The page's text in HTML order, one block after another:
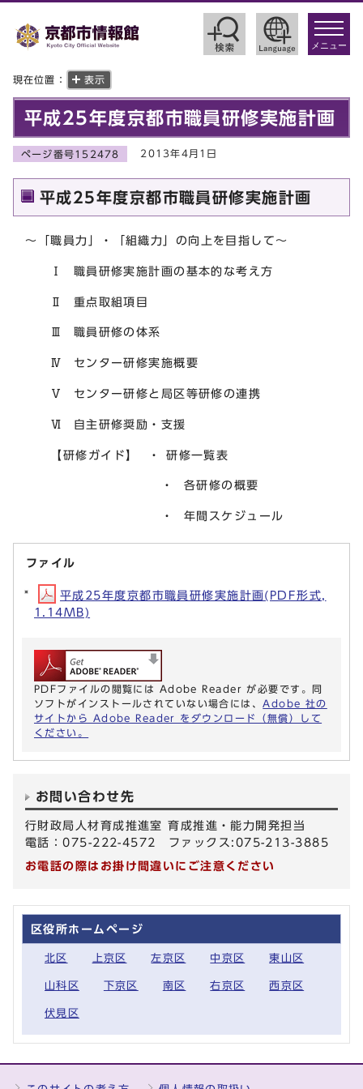
toggle
メニュー
現在位置： 表示
平成25年度京都市職員研修実施計画
ページ番号152478 2013年4月1日
平成25年度京都市職員研修実施計画
～「職員力」・「組織力」の向上を目指して～
Ⅰ 職員研修実施計画の基本的な考え方
Ⅱ 重点取組項目
Ⅲ 職員研修の体系
Ⅳ センター研修実施概要
Ⅴ センター研修と局区等研修の連携
Ⅵ 自主研修奨励・支援
【研修ガイド】 ・ 研修一覧表
・ 各研修の概要
・ 年間スケジュール
ファイル
平成25年度京都市職員研修実施計画(PDF形式,
1.14MB)
PDFファイルの閲覧には Adobe Reader が必要です。同
ソフトがインストールされていない場合には、 Adobe 社の
サイトから Adobe Reader をダウンロード（無償）して
ください。
お問い合わせ先
行財政局人材育成推進室 育成推進・能力開発担当
電話：075-222-4572 ファックス:075-213-3885
お電話の際はお掛け間違いにご注意ください
区役所ホームページ
北区 上京区 左京区 中京区 東山区
山科区 下京区 南区 右京区 西京区
伏見区